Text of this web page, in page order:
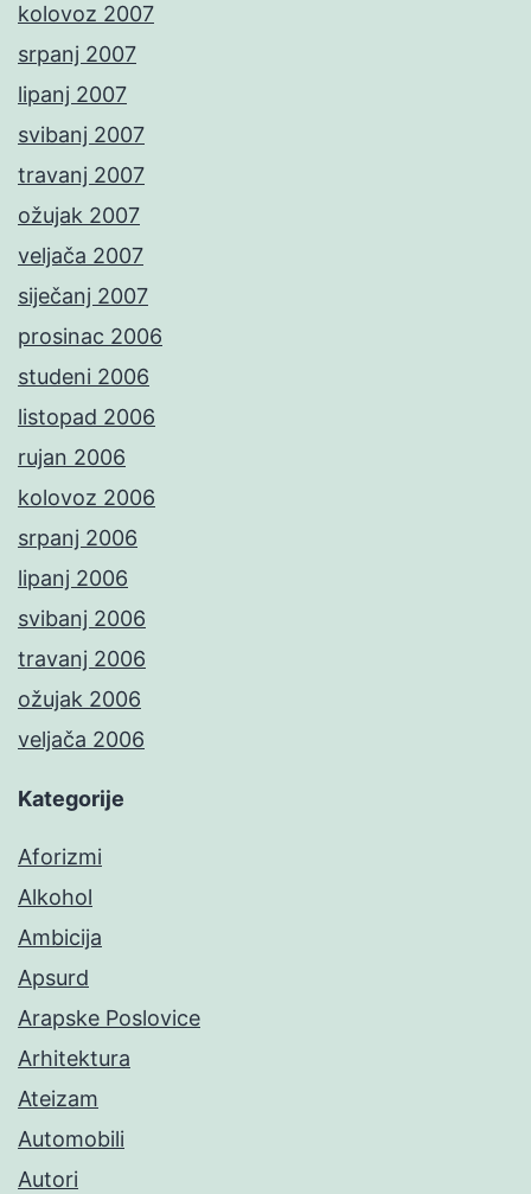
kolovoz 2007
srpanj 2007
lipanj 2007
svibanj 2007
travanj 2007
ožujak 2007
veljača 2007
siječanj 2007
prosinac 2006
studeni 2006
listopad 2006
rujan 2006
kolovoz 2006
srpanj 2006
lipanj 2006
svibanj 2006
travanj 2006
ožujak 2006
veljača 2006
Kategorije
Aforizmi
Alkohol
Ambicija
Apsurd
Arapske Poslovice
Arhitektura
Ateizam
Automobili
Autori